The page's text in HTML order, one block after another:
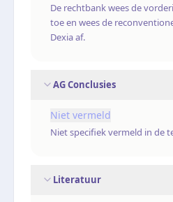
De rechtbank wees de
toe en wees de
Dexia af.
AG Conclusies
Niet vermeld
Niet specifiek vermeld in de
Literatuur